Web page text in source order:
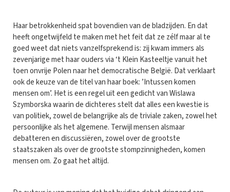
Haar betrokkenheid spat bovendien van de bladzijden. En dat
heeft ongetwijfeld te maken met het feit dat ze zélf maar al te
goed weet dat niets vanzelfsprekend is: zij kwam immers als
zevenjarige met haar ouders via ‘t Klein Kasteeltje vanuit het
toen onvrije Polen naar het democratische België. Dat verklaart
ook de keuze van de titel van haar boek: ’Intussen komen
mensen om’. Het is een regel uit een gedicht van Wislawa
Szymborska waarin de dichteres stelt dat alles een kwestie is
van politiek, zowel de belangrijke als de triviale zaken, zowel het
persoonlijke als het algemene. Terwijl mensen alsmaar
debatteren en discussiëren, zowel over de grootste
staatszaken als over de grootste stompzinnigheden, komen
mensen om. Zo gaat het altijd.